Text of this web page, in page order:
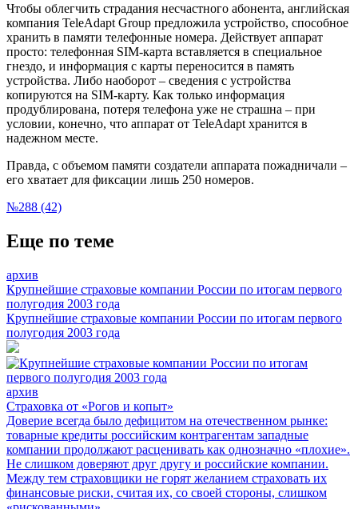
Чтобы облегчить страдания несчастного абонента, английская
компания TeleAdapt Group предложила устройство, способное
хранить в памяти телефонные номера. Действует аппарат
просто: телефонная SIM-карта вставляется в специальное
гнездо, и информация с карты переносится в память
устройства. Либо наоборот – сведения с устройства
копируются на SIM-карту. Как только информация
продублирована, потеря телефона уже не страшна – при
условии, конечно, что аппарат от TeleAdapt хранится в
надежном месте.
Правда, с объемом памяти создатели аппарата пожадничали –
его хватает для фиксации лишь 250 номеров.
№288 (42)
Еще по теме
архив
Крупнейшие страховые компании России по итогам первого
полугодия 2003 года
Крупнейшие страховые компании России по итогам первого
полугодия 2003 года
архив
Страховка от «Рогов и копыт»
Доверие всегда было дефицитом на отечественном рынке:
товарные кредиты российским контрагентам западные
компании продолжают расценивать как однозначно «плохие».
Не слишком доверяют друг другу и российские компании.
Между тем страховщики не горят желанием страховать их
финансовые риски, считая их, со своей стороны, слишком